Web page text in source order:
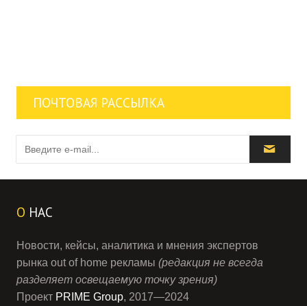
ПОЧТОВАЯ РАССЫЛКА
О НАС
Новости, кейсы, аналитика и мнения экспертов
рынка out of home рекламы (редакция не всегда
разделяет освещаемую точку зрения)
Проект PRIME Group, 2017—2024